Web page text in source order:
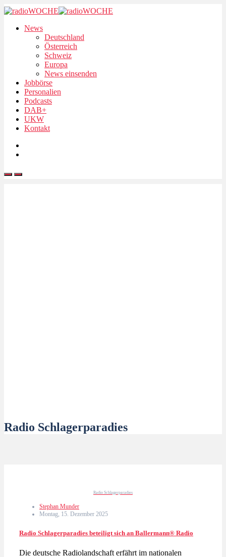
News
Deutschland
Österreich
Schweiz
Europa
News einsenden
Jobbörse
Personalien
Podcasts
DAB+
UKW
Kontakt
Radio Schlagerparadies
Radio Schlagerparadies
Stephan Munder
Montag, 15. Dezember 2025
Radio Schlagerparadies beteiligt sich an Ballermann® Radio
Die deutsche Radiolandschaft erfährt im nationalen